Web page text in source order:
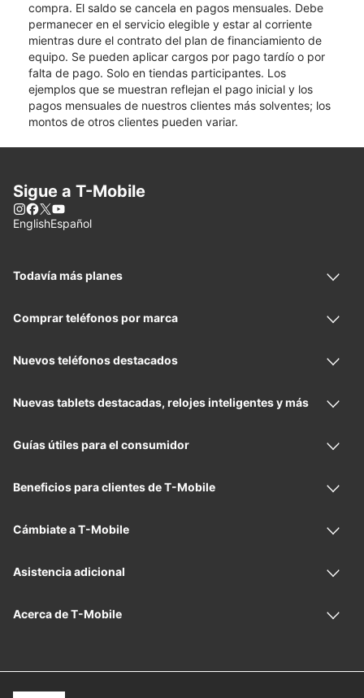
compra. El saldo se cancela en pagos mensuales. Debe
permanecer en el servicio elegible y estar al corriente
mientras dure el contrato del plan de financiamiento de
equipo. Se pueden aplicar cargos por pago tardío o por
falta de pago. Solo en tiendas participantes. Los
ejemplos que se muestran reflejan el pago inicial y los
pagos mensuales de nuestros clientes más solventes; los
montos de otros clientes pueden variar.